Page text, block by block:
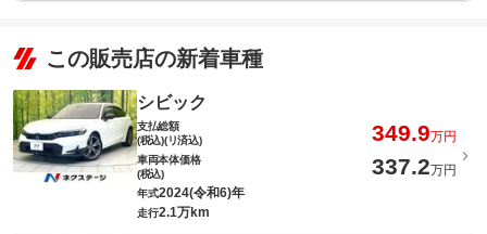
この販売店の新着車種
シビック
支払総額
(税込)(リ済込)
349.9万円
車両本体価格
(税込)
337.2万円
年式2024(令和6)年
走行2.1万km